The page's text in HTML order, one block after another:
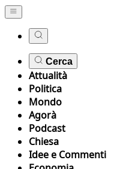
Cerca
Attualità
Politica
Mondo
Agorà
Podcast
Chiesa
Idee e Commenti